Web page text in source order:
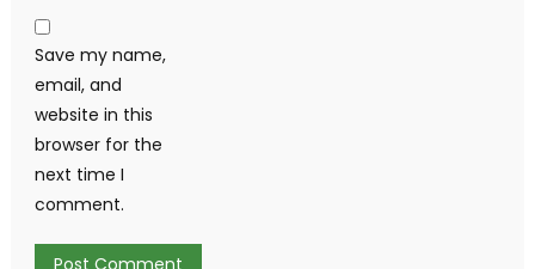
Save my name,
email, and
website in this
browser for the
next time I
comment.